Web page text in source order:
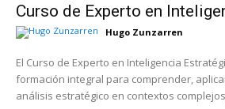
Curso de Experto en
Hugo Zunzarren
El Curso de Experto en Inteligencia
formación integral para comprender,
análisis estratégico en contextos